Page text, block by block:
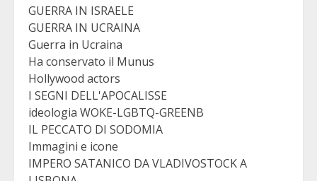
GUERRA IN ISRAELE
GUERRA IN UCRAINA
Guerra in Ucraina
Ha conservato il Munus
Hollywood actors
I SEGNI DELL'APOCALISSE
ideologia WOKE-LGBTQ-GREENB
IL PECCATO DI SODOMIA
Immagini e icone
IMPERO SATANICO DA VLADIVOSTOCK A